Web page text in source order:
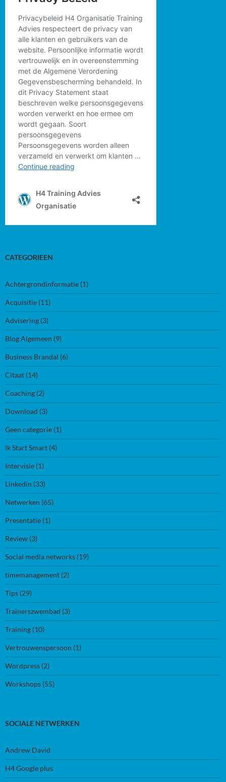
CATEGORIEEN
Achtergrondinformatie (1)
Acquisitie (11)
Advisering (3)
Blog Algemeen (9)
Business Brandal (6)
Citaat (14)
Coaching (2)
Download (3)
Geen categorie (1)
Ik Start Smart (4)
Intervisie (1)
Linkedin (33)
Netwerken (65)
Presentatie (1)
Review (3)
Social media networks (19)
timemanagement (2)
Tips (29)
Trainerszwembad (3)
Training (10)
Vertrouwenspersoon (1)
Wordpress (2)
Workshops (55)
SOCIALE NETWERKEN
Andrew David
H4 Google plus